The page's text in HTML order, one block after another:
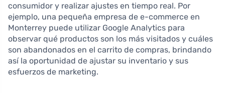
consumidor y realizar ajustes en tiempo real. Por
ejemplo, una pequeña empresa de e-commerce en
Monterrey puede utilizar Google Analytics para
observar qué productos son los más visitados y cuáles
son abandonados en el carrito de compras, brindando
así la oportunidad de ajustar su inventario y sus
esfuerzos de marketing.